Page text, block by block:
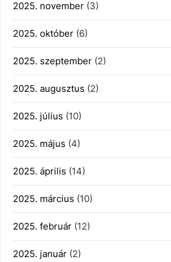
2025. november (3)
2025. október (6)
2025. szeptember (2)
2025. augusztus (2)
2025. július (10)
2025. május (4)
2025. április (14)
2025. március (10)
2025. február (12)
2025. január (2)